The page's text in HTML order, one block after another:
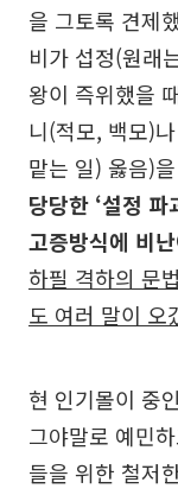
을 그토록 견제
비가 섭정(원래
왕이 즉위했을
니(적모, 백모)
맡는 일) 옳음)
당당한 ‘설정 파
고증방식에 비
하필 격하의 문
도 여러 말이 오
현 인기몰이 중
그야말로 예민
들을 위한 철저